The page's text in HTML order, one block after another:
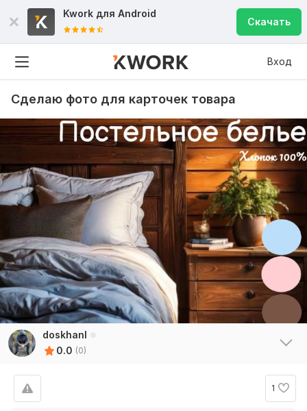
Kwork для Android
Скачать
Вход
Сделаю фото для карточек товара
doskhanl
0.0 (0)
1